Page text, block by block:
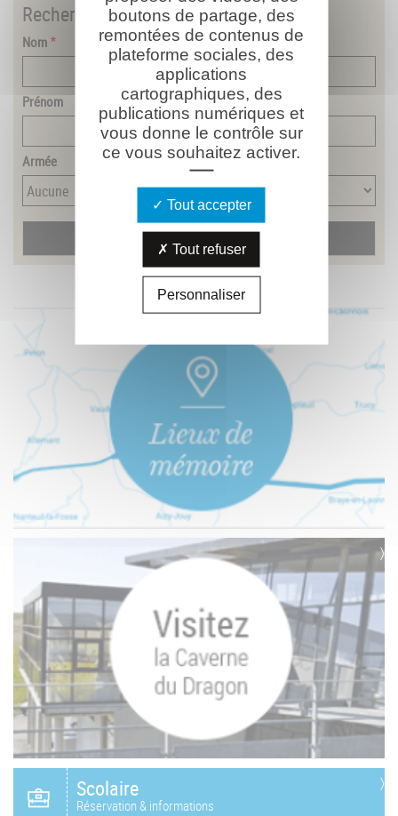
Rechercherun combattant
Nom
Prénom
Armée
Scolaire
Réservation & informations
boutons de partage, des
remontées de contenus de
plateforme sociales, des
applications
cartographiques, des
publications numériques et
vous donne le contrôle sur
ce vous souhaitez activer.
Tout accepter
Tout refuser
Personnaliser